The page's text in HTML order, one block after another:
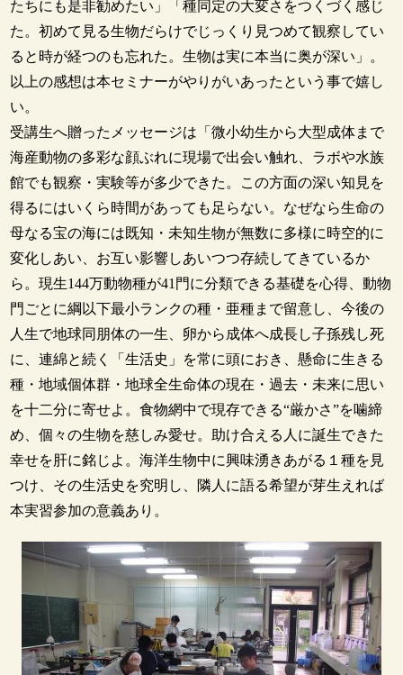
たちにも是非勧めたい」「種同定の大変さをつくづく感じ
た。初めて見る生物だらけでじっくり見つめて観察してい
ると時が経つのも忘れた。生物は実に本当に奥が深い」。
以上の感想は本セミナーがやりがいあったという事で嬉し
い。
受講生へ贈ったメッセージは「微小幼生から大型成体まで
海産動物の多彩な顔ぶれに現場で出会い触れ、ラボや水族
館でも観察・実験等が多少できた。この方面の深い知見を
得るにはいくら時間があっても足らない。なぜなら生命の
母なる宝の海には既知・未知生物が無数に多様に時空的に
変化しあい、お互い影響しあいつつ存続してきているか
ら。現生144万動物種が41門に分類できる基礎を心得、動物
門ごとに綱以下最小ランクの種・亜種まで留意し、今後の
人生で地球同朋体の一生、卵から成体へ成長し子孫残し死
に、連綿と続く「生活史」を常に頭におき、懸命に生きる
種・地域個体群・地球全生命体の現在・過去・未来に思い
を十二分に寄せよ。食物網中で現存できる“厳かさ”を噛締
め、個々の生物を慈しみ愛せ。助け合える人に誕生できた
幸せを肝に銘じよ。海洋生物中に興味湧きあがる１種を見
つけ、その生活史を究明し、隣人に語る希望が芽生えれば
本実習参加の意義あり。